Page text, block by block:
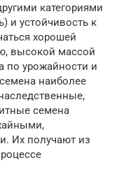
категориями
и устойчивость к
хорошей
высокой массой
по урожайности и
наиболее
семена
Их получают из